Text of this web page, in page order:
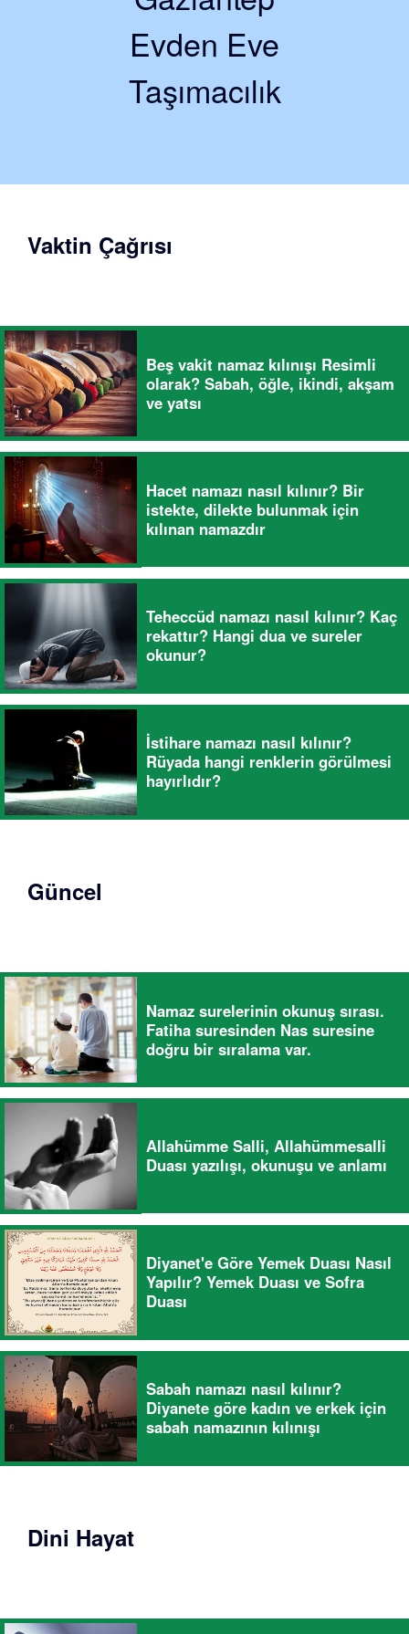
Evden Eve
Taşımacılık
Vaktin Çağrısı
Beş vakit namaz kılınışı Resimli
olarak? Sabah, öğle, ikindi, akşam
ve yatsı
Hacet namazı nasıl kılınır? Bir
istekte, dilekte bulunmak için
kılınan namazdır
Teheccüd namazı nasıl kılınır? Kaç
rekattır? Hangi dua ve sureler
okunur?
İstihare namazı nasıl kılınır?
Rüyada hangi renklerin görülmesi
hayırlıdır?
Güncel
Namaz surelerinin okunuş sırası.
Fatiha suresinden Nas suresine
doğru bir sıralama var.
Allahümme Salli, Allahümmesalli
Duası yazılışı, okunuşu ve anlamı
Diyanet'e Göre Yemek Duası Nasıl
Yapılır? Yemek Duası ve Sofra
Duası
Sabah namazı nasıl kılınır?
Diyanete göre kadın ve erkek için
sabah namazının kılınışı
Dini Hayat